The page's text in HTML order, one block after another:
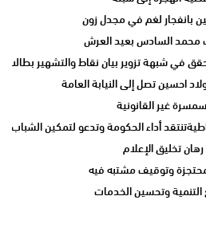
بانفجار لغم في مجدل زون
محمد السادس بعيد العرش
في شبهة تزوير بيان نقاط والتشهير بطالب
احسين تصل إلى النيابة العامة
غير القانونية
أداء الحكومة وتدعو لتمكين الشباب
تخليق الإعلام
وتوقيف مشتبه فيه
وتحسين الخدمات